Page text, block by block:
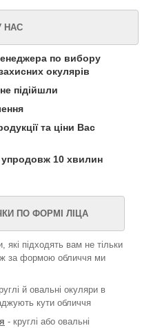
НАС
по вибору
окулярів
підійшли
та ціни Вас
упродовж 10 хвилин
ПО ФОРМІ ЛІЦА
які підходять вам не тільки
за формою обличчя ми
й овальні окуляри в
кути обличчя
- круглі або овальні